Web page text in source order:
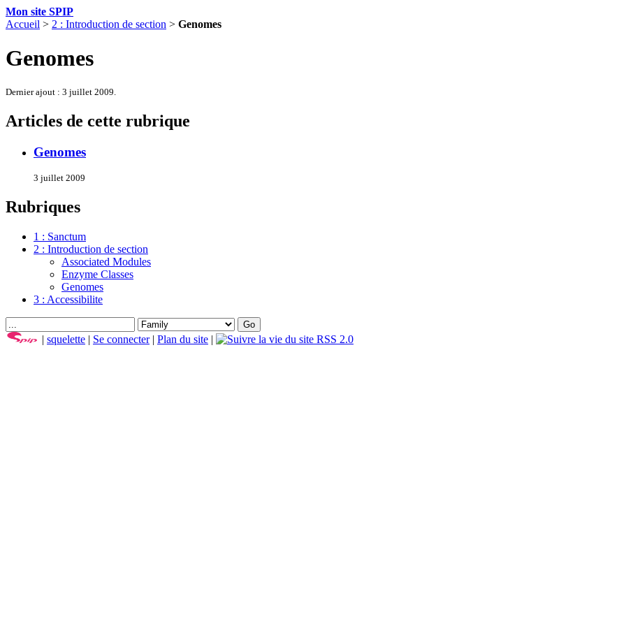
Mon site SPIP
Accueil > 2 : Introduction de section > Genomes
Genomes
Dernier ajout : 3 juillet 2009.
Articles de cette rubrique
Genomes
3 juillet 2009
Rubriques
1 : Sanctum
2 : Introduction de section
Associated Modules
Enzyme Classes
Genomes
3 : Accessibilite
| squelette | Se connecter| Plan du site | RSS 2.0